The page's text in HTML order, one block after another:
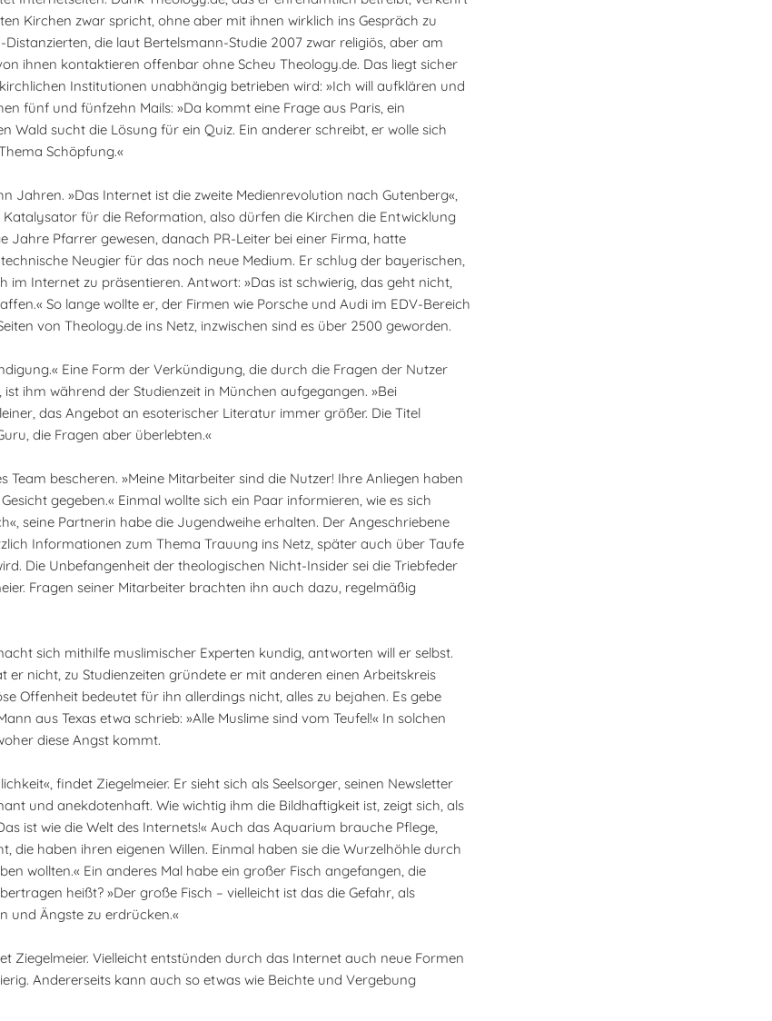
Kirchen zwar spricht, ohne aber mit ihnen wirklich ins Gespräch zu
die laut Bertelsmann-Studie 2007 zwar religiös, aber am
ihnen kontaktieren offenbar ohne Scheu Theology.de. Das liegt sicher
Institutionen unabhängig betrieben wird: »Ich will aufklären und
fünf und fünfzehn Mails: »Da kommt eine Frage aus Paris, ein
sucht die Lösung für ein Quiz. Ein anderer schreibt, er wolle sich
Schöpfung.«
Jahren. »Das Internet ist die zweite Medienrevolution nach Gutenberg«,
für die Reformation, also dürfen die Kirchen die Entwicklung
Jahre Pfarrer gewesen, danach PR-Leiter bei einer Firma, hatte
Neugier für das noch neue Medium. Er schlug der bayerischen,
Internet zu präsentieren. Antwort: »Das ist schwierig, das geht nicht,
So lange wollte er, der Firmen wie Porsche und Audi im EDV-Bereich
von Theology.de ins Netz, inzwischen sind es über 2500 geworden.
Eine Form der Verkündigung, die durch die Fragen der Nutzer
ihm während der Studienzeit in München aufgegangen. »Bei
das Angebot an esoterischer Literatur immer größer. Die Titel
die Fragen aber überlebten.«
bescheren. »Meine Mitarbeiter sind die Nutzer! Ihre Anliegen haben
gegeben.« Einmal wollte sich ein Paar informieren, wie es sich
seine Partnerin habe die Jugendweihe erhalten. Der Angeschriebene
Informationen zum Thema Trauung ins Netz, später auch über Taufe
Die Unbefangenheit der theologischen Nicht-Insider sei die Triebfeder
Fragen seiner Mitarbeiter brachten ihn auch dazu, regelmäßig
sich mithilfe muslimischer Experten kundig, antworten will er selbst.
nicht, zu Studienzeiten gründete er mit anderen einen Arbeitskreis
Offenheit bedeutet für ihn allerdings nicht, alles zu bejahen. Es gebe
aus Texas etwa schrieb: »Alle Muslime sind vom Teufel!« In solchen
diese Angst kommt.
findet Ziegelmeier. Er sieht sich als Seelsorger, seinen Newsletter
und anekdotenhaft. Wie wichtig ihm die Bildhaftigkeit ist, zeigt sich, als
ist wie die Welt des Internets!« Auch das Aquarium brauche Pflege,
die haben ihren eigenen Willen. Einmal haben sie die Wurzelhöhle durch
wollten.« Ein anderes Mal habe ein großer Fisch angefangen, die
heißt? »Der große Fisch – vielleicht ist das die Gefahr, als
und Ängste zu erdrücken.«
Ziegelmeier. Vielleicht entstünden durch das Internet auch neue Formen
Andererseits kann auch so etwas wie Beichte und Vergebung